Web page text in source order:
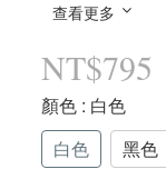
查看更多
NT$795
顏色 : 白色
白色
黑色